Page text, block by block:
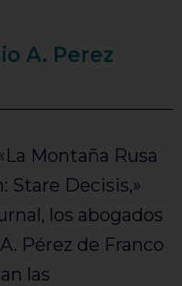
A. Perez
Montaña Rusa
Stare Decisis,»
los abogados
Pérez de Franco
las